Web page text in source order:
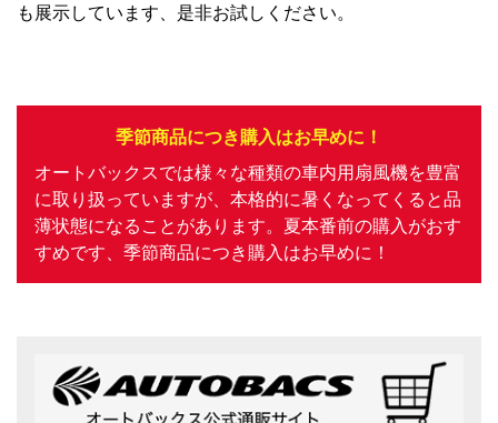
も展示しています、是非お試しください。
季節商品につき購入はお早めに！
オートバックスでは様々な種類の車内用扇風機を豊富
に取り扱っていますが、本格的に暑くなってくると品
薄状態になることがあります。夏本番前の購入がおす
すめです、季節商品につき購入はお早めに！